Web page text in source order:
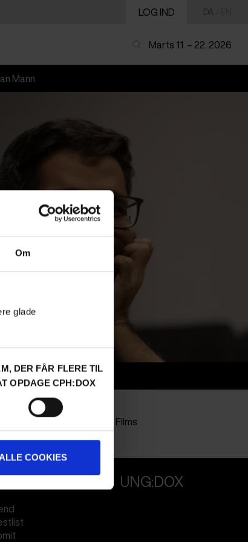
Om
glade
DER FÅR FLERE TIL
OPDAGE CPH:DOX
COOKIES
LOG IND DA
Marts 11. – 22. 2026
Mann
Kiterabbit Films
Producer
UNG:DOX